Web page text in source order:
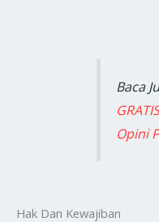
Baca
Opini
Hak Dan Kewajiban